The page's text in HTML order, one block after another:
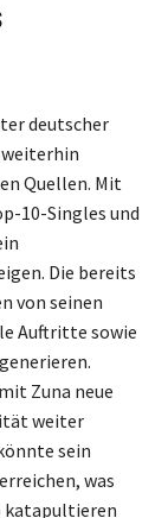
deutscher
Quellen. Mit
10-Singles und
Die bereits
von seinen
Auftritte sowie
Zuna neue
weiter
sein
was
katapultieren